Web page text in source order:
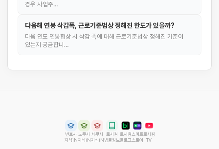
경우 사업주…
다음해 연봉 삭감폭, 근로기준법상 정해진 한도가 있을까?
다음 연도 연봉협상 시 삭감 폭에 대해 근로기준법상 정해진 기준이
있는지 궁금합니…
변호사
지식iN
노무사
지식iN
세무사
지식iN
로시컴
법률정보
로시컴
블로그
스마트
스토어
로시컴
TV